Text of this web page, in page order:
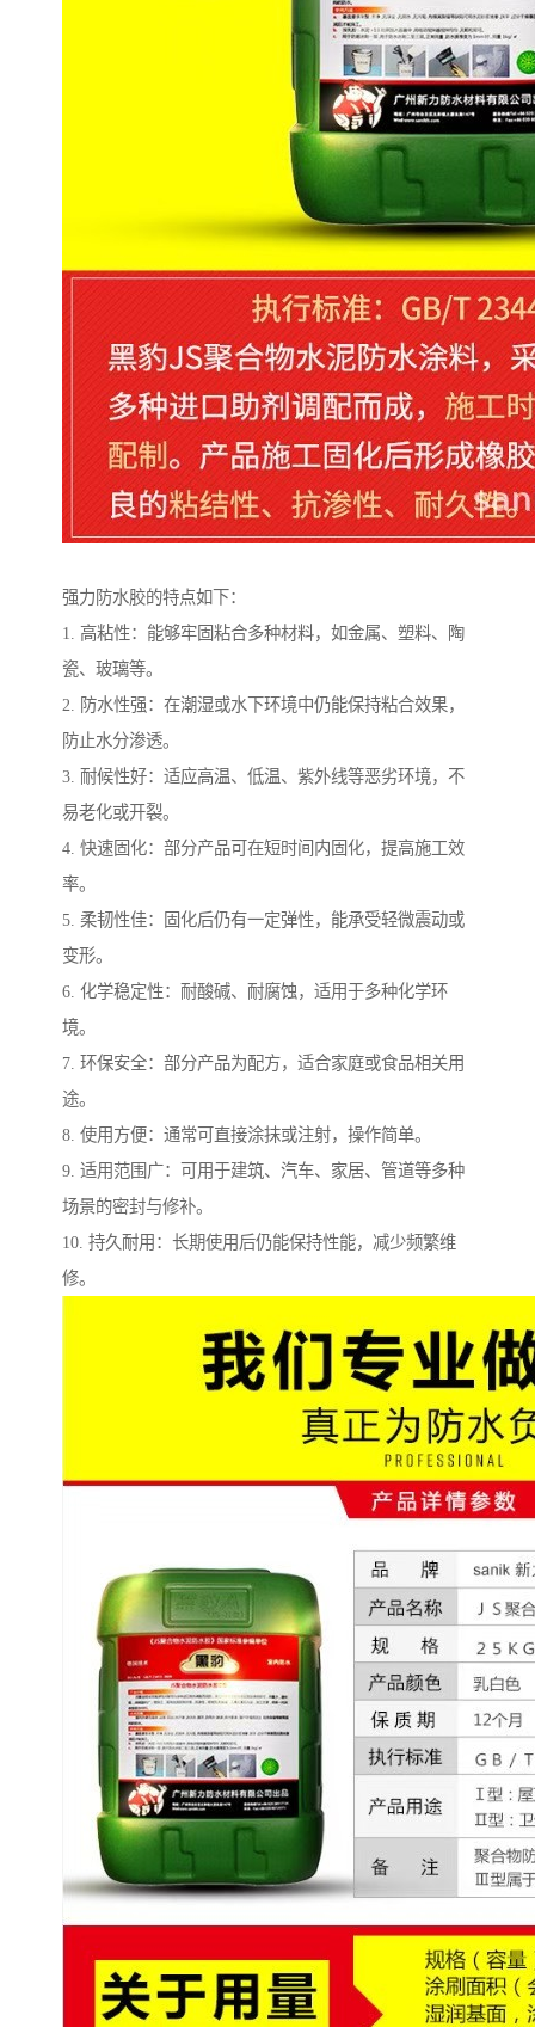
强力防水胶的特点如下：
1. 高粘性：能够牢固粘合多种材料，如金属、塑料、陶
瓷、玻璃等。
2. 防水性强：在潮湿或水下环境中仍能保持粘合效果，
防止水分渗透。
3. 耐候性好：适应高温、低温、紫外线等恶劣环境，不
易老化或开裂。
4. 快速固化：部分产品可在短时间内固化，提高施工效
率。
5. 柔韧性佳：固化后仍有一定弹性，能承受轻微震动或
变形。
6. 化学稳定性：耐酸碱、耐腐蚀，适用于多种化学环
境。
7. 环保安全：部分产品为配方，适合家庭或食品相关用
途。
8. 使用方便：通常可直接涂抹或注射，操作简单。
9. 适用范围广：可用于建筑、汽车、家居、管道等多种
场景的密封与修补。
10. 持久耐用：长期使用后仍能保持性能，减少频繁维
修。